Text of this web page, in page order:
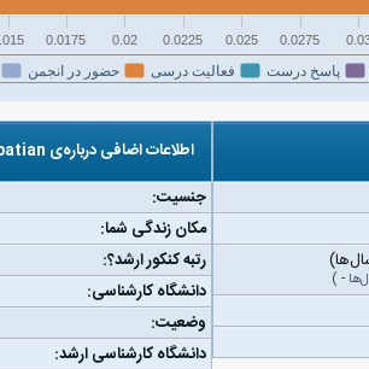
پاسخ درست فعالیت درسی حضور در انجمن
0.0175 0.02 0.0225 0.025 0.0275
-
)
اطلاعات اضافی درباره‌ی kamal_sharbatian
جنسیت:
مکان زندگی شما:
رتبه کنکور ارشد؟:
دانشگاه کارشناسی:
وضعیت:
دانشگاه کارشناسی ارشد: